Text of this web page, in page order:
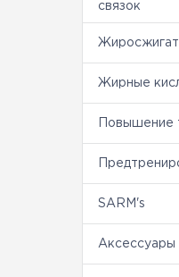
связок
Жирные
Повышение
SARM's
Аксессуары